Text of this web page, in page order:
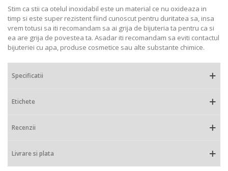
Stim ca stii ca otelul inoxidabil este un material ce nu oxideaza in
timp si este super rezistent fiind cunoscut pentru duritatea sa, insa
vrem totusi sa iti recomandam sa ai grija de bijuteria ta pentru ca si
ea are grija de povestea ta. Asadar iti recomandam sa eviti contactul
bijuteriei cu apa, produse cosmetice sau alte substante chimice.
Specificatii
Etichete
Recenzii
Livrare si plata